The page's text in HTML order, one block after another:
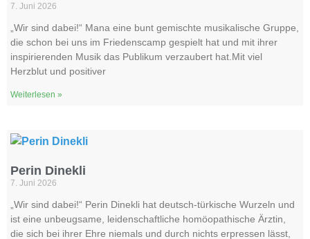
7. Juni 2026
„Wir sind dabei!“ Mana eine bunt gemischte musikalische Gruppe,
die schon bei uns im Friedenscamp gespielt hat und mit ihrer
inspirierenden Musik das Publikum verzaubert hat.Mit viel
Herzblut und positiver
Weiterlesen »
Perin Dinekli
7. Juni 2026
„Wir sind dabei!“ Perin Dinekli hat deutsch-türkische Wurzeln und
ist eine unbeugsame, leidenschaftliche homöopathische Ärztin,
die sich bei ihrer Ehre niemals und durch nichts erpressen lässt,